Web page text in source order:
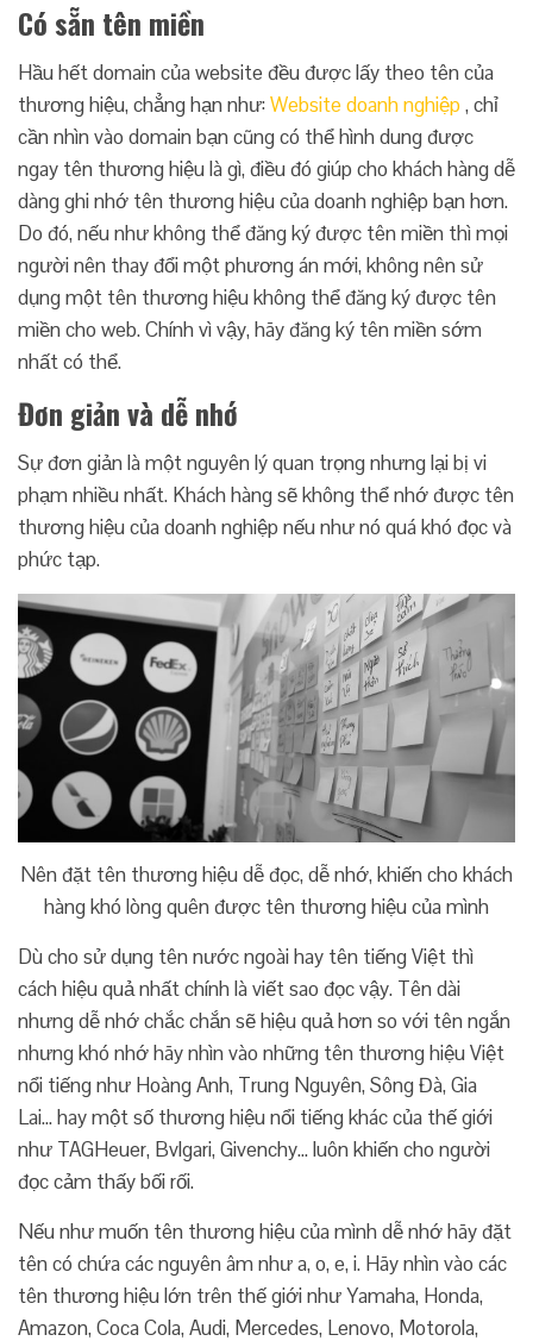
Có sẵn tên miền
Hầu hết domain của website đều được lấy theo tên của
thương hiệu, chẳng hạn như:Website doanh nghiệp, chỉ
cần nhìn vào domain bạn cũng có thể hình dung được
ngay tên thương hiệu là gì, điều đó giúp cho khách hàng dễ
dàng ghi nhớ tên thương hiệu của doanh nghiệp bạn hơn.
Do đó, nếu như không thể đăng ký được tên miền thì mọi
người nên thay đổi một phương án mới, không nên sử
dụng một tên thương hiệu không thể đăng ký được tên
miền cho web. Chính vì vậy, hãy đăng ký tên miền sớm
nhất có thể.
Đơn giản và dễ nhớ
Sự đơn giản là một nguyên lý quan trọng nhưng lại bị vi
phạm nhiều nhất. Khách hàng sẽ không thể nhớ được tên
thương hiệu của doanh nghiệp nếu như nó quá khó đọc và
phức tạp.
Nên đặt tên thương hiệu dễ đọc, dễ nhớ, khiến cho khách
hàng khó lòng quên được tên thương hiệu của mình
Dù cho sử dụng tên nước ngoài hay tên tiếng Việt thì
cách hiệu quả nhất chính là viết sao đọc vậy. Tên dài
nhưng dễ nhớ chắc chắn sẽ hiệu quả hơn so với tên ngắn
nhưng khó nhớ hãy nhìn vào những tên thương hiệu Việt
nổi tiếng như Hoàng Anh, Trung Nguyên, Sông Đà, Gia
Lai… hay một số thương hiệu nổi tiếng khác của thế giới
như TAGHeuer, Bvlgari, Givenchy… luôn khiến cho người
đọc cảm thấy bối rối.
Nếu như muốn tên thương hiệu của mình dễ nhớ hãy đặt
tên có chứa các nguyên âm như a, o, e, i. Hãy nhìn vào các
tên thương hiệu lớn trên thế giới như Yamaha, Honda,
Amazon, Coca Cola, Audi, Mercedes, Lenovo, Motorola,